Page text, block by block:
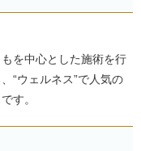
を中心とした施術を行
“ウェルネス”で人気の
す。